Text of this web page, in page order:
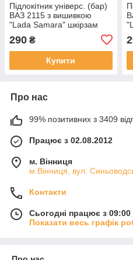
Підлокітник універс. (бар)
ВАЗ 2115 з вишивкою
"Lada Samara" шкірзам
290 ₴
Купити
Про нас
99% позитивних з 3409
Працює з 02.08.2012
м. Вінниця
м.Вінниця, вул.
Контакти
Сьогодні працює з
Показати весь графік